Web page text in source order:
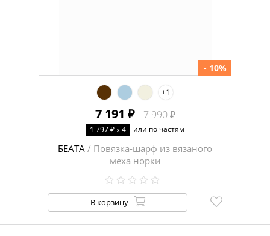
+1
7 191 ₽ 7 990 ₽
- 10%
1 797 ₽ x 4 или по частям
БЕАТА / Повязка-шарф из вязаного
меха норки
В корзину